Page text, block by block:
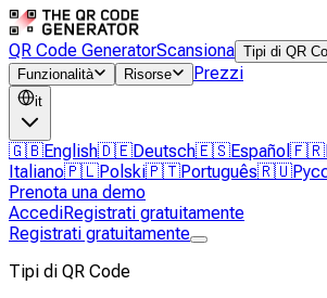
QR Code GeneratorScansiona Tipi di QR
Funzionalità
Risorse Prezzi
it
🇬🇧English🇩🇪Deutsch🇪🇸Español 🇫🇷
Italiano🇵🇱Polski🇵🇹Português🇷🇺
Prenota una demo
AccediRegistrati gratuitamente
Registrati gratuitamente
Tipi di QR Code